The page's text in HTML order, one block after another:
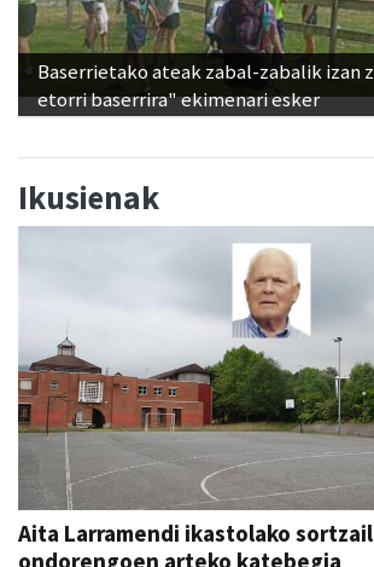
Baserrietako ateak zabal-zabalik izan
etorri baserrira" ekimenari esker
Ikusienak
Aita Larramendi ikastolako